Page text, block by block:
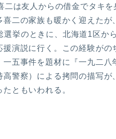
二は友人からの借金でタキを
二の家族も暖かく迎えたが
挙のときに、北海道1区か
演説に行く。この経験がの
五事件を題材に『一九二八
警察）による拷問の描写が
ともいわれる。